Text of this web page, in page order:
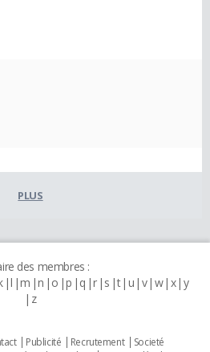
PLUS
des membres :
l m n o p q r s t u v w x y
z
Publicité Recrutement
Societé